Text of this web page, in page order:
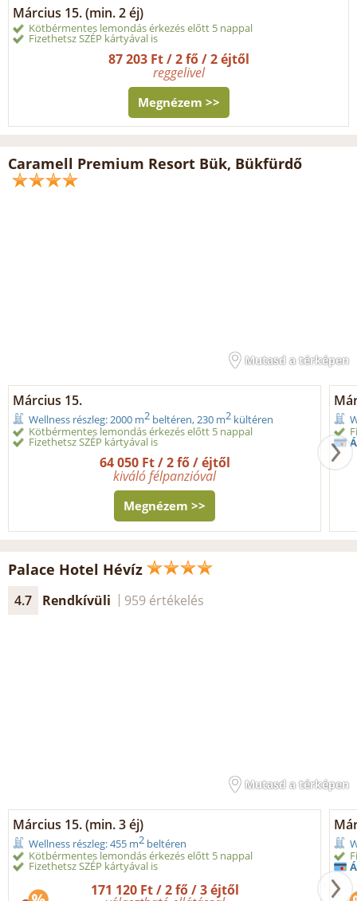
Március 15. (min. 2 éj)
Kötbérmentes lemondás érkezés előtt 5 nappal
Fizethetsz SZÉP kártyával is
87 203 Ft / 2 fő / 2 éjtől
reggelivel
Megnézem >>
Caramell Premium Resort Bük, Bükfürdő
Mutasd a térképen
Március 15.
Wellness részleg: 2000 m2 beltéren, 230 m2 kültéren
Kötbérmentes lemondás érkezés előtt 5 nappal
Fizethetsz SZÉP kártyával is
64 050 Ft / 2 fő / éjtől
kiváló félpanzióval
Megnézem >>
Palace Hotel Hévíz
4.7 Rendkívüli 959 értékelés
Mutasd a térképen
Március 15. (min. 3 éj)
Wellness részleg: 455 m2 beltéren
Kötbérmentes lemondás érkezés előtt 5 nappal
Fizethetsz SZÉP kártyával is
171 120 Ft / 2 fő / 3 éjtől